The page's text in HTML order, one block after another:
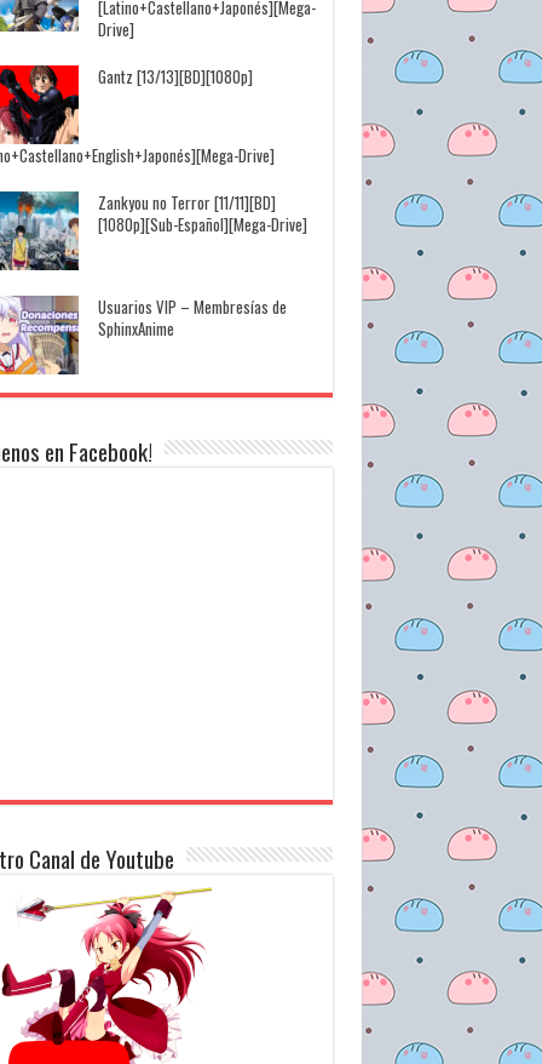
[Latino+Castellano+Japonés][Mega-
Drive]
Gantz [13/13][BD][1080p]
Drive]
Zankyou no Terror [11/11][BD]
[1080p][Sub-Español][Mega-Drive]
Usuarios VIP – Membresías de
SphinxAnime
en Facebook!
Canal de Youtube